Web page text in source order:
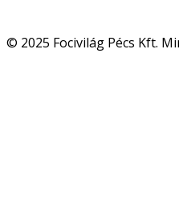
© 2025 Focivilág Pécs Kft.